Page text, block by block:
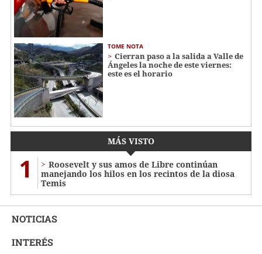
TOME NOTA
Cierran paso a la salida a Valle de
Ángeles la noche de este viernes:
este es el horario
MÁS VISTO
1
Roosevelt y sus amos de Libre continúan
manejando los hilos en los recintos de la diosa
Temis
NOTICIAS
INTERÉS